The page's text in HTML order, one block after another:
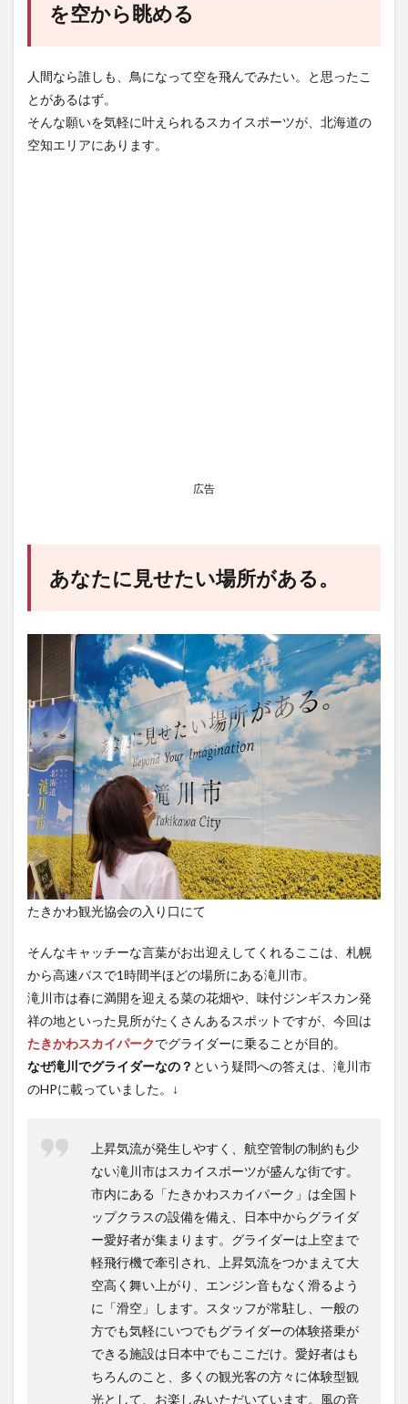
を空から眺める
人間なら誰しも、鳥になって空を飛んでみたい。と思ったこ
とがあるはず。
そんな願いを気軽に叶えられるスカイスポーツが、北海道の
空知エリアにあります。
広告
あなたに見せたい場所がある。
たきかわ観光協会の入り口にて
そんなキャッチーな言葉がお出迎えしてくれるここは、札幌
から高速バスで1時間半ほどの場所にある滝川市。
滝川市は春に満開を迎える菜の花畑や、味付ジンギスカン発
祥の地といった見所がたくさんあるスポットですが、今回は
たきかわスカイパークでグライダーに乗ることが目的。
なぜ滝川でグライダーなの？ という疑問への答えは、滝川市
のHPに載っていました。↓
上昇気流が発生しやすく、航空管制の制約も少
ない滝川市はスカイスポーツが盛んな街です。
市内にある「たきかわスカイパーク」は全国ト
ップクラスの設備を備え、日本中からグライダ
ー愛好者が集まります。グライダーは上空まで
軽飛行機で牽引され、上昇気流をつかまえて大
空高く舞い上がり、エンジン音もなく滑るよう
に「滑空」します。スタッフが常駐し、一般の
方でも気軽にいつでもグライダーの体験搭乗が
できる施設は日本中でもここだけ。愛好者はも
ちろんのこと、多くの観光客の方々に体験型観
光として、お楽しみいただいています。風の音